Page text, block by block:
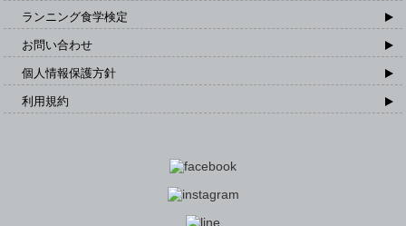
ランニング食学検定
お問い合わせ
個人情報保護方針
利用規約